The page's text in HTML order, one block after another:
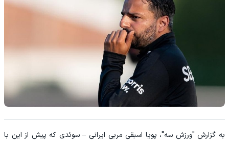
به گزارش "ورزش سه"، پویا اسبقی مربی ایرانی – سوئدی که پیش از این با